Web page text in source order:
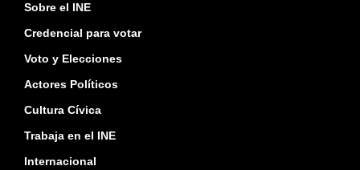
Sobre el INE
Credencial para votar
Voto y Elecciones
Actores Políticos
Cultura Cívica
Trabaja en el INE
Internacional